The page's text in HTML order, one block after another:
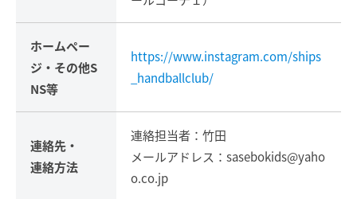
ホームペー
ジ・ その他S
NS等
https://www.instagram.com/ships
_handballclub/
連絡先・
連絡方法
連絡担当者：竹田
メールアドレス：sasebokids@yaho
o.co.jp